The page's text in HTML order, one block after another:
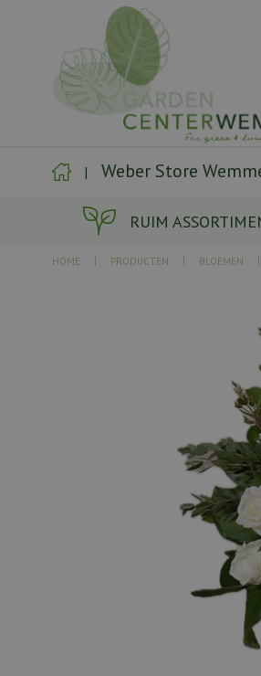
RUIM
HOME PRODUCTEN BLOEMEN
Weber Store